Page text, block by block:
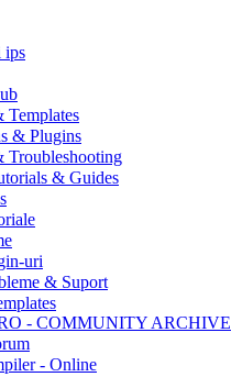
& Plugins
& Guides
uri
& Suport
- COMMUNITY ARCHIVE
- Online